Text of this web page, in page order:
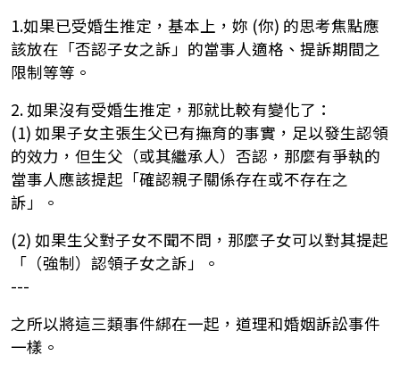
1.如果已受婚生推定，基本上，妳 (你) 的思考焦點應
該放在「否認子女之訴」的當事人適格、提訴期間之
限制等等。
2. 如果沒有受婚生推定，那就比較有變化了：
(1) 如果子女主張生父已有撫育的事實，足以發生認領
的效力，但生父（或其繼承人）否認，那麼有爭執的
當事人應該提起「確認親子關係存在或不存在之
訴」。
(2) 如果生父對子女不聞不問，那麼子女可以對其提起
「（強制）認領子女之訴」。
---
之所以將這三類事件綁在一起，道理和婚姻訴訟事件
一樣。